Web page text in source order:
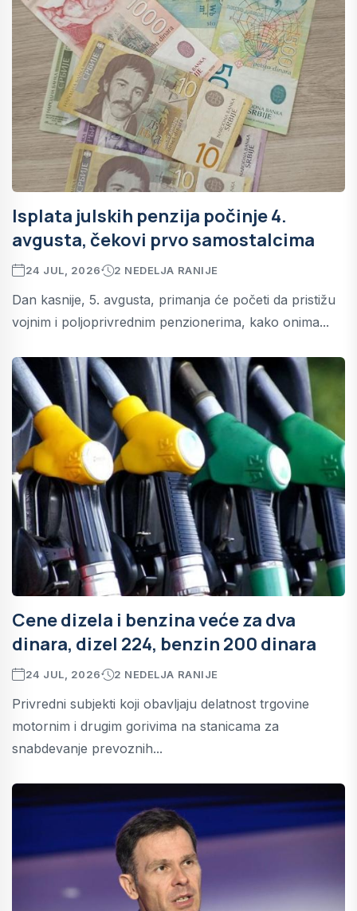
Isplata julskih penzija počinje 4.
avgusta, čekovi prvo samostalcima
24 JUL, 2026 2 NEDELJA RANIJE
Dan kasnije, 5. avgusta, primanja će početi da pristižu
vojnim i poljoprivrednim penzionerima, kako onima...
Cene dizela i benzina veće za dva
dinara, dizel 224, benzin 200 dinara
24 JUL, 2026 2 NEDELJA RANIJE
Privredni subjekti koji obavljaju delatnost trgovine
motornim i drugim gorivima na stanicama za
snabdevanje prevoznih...